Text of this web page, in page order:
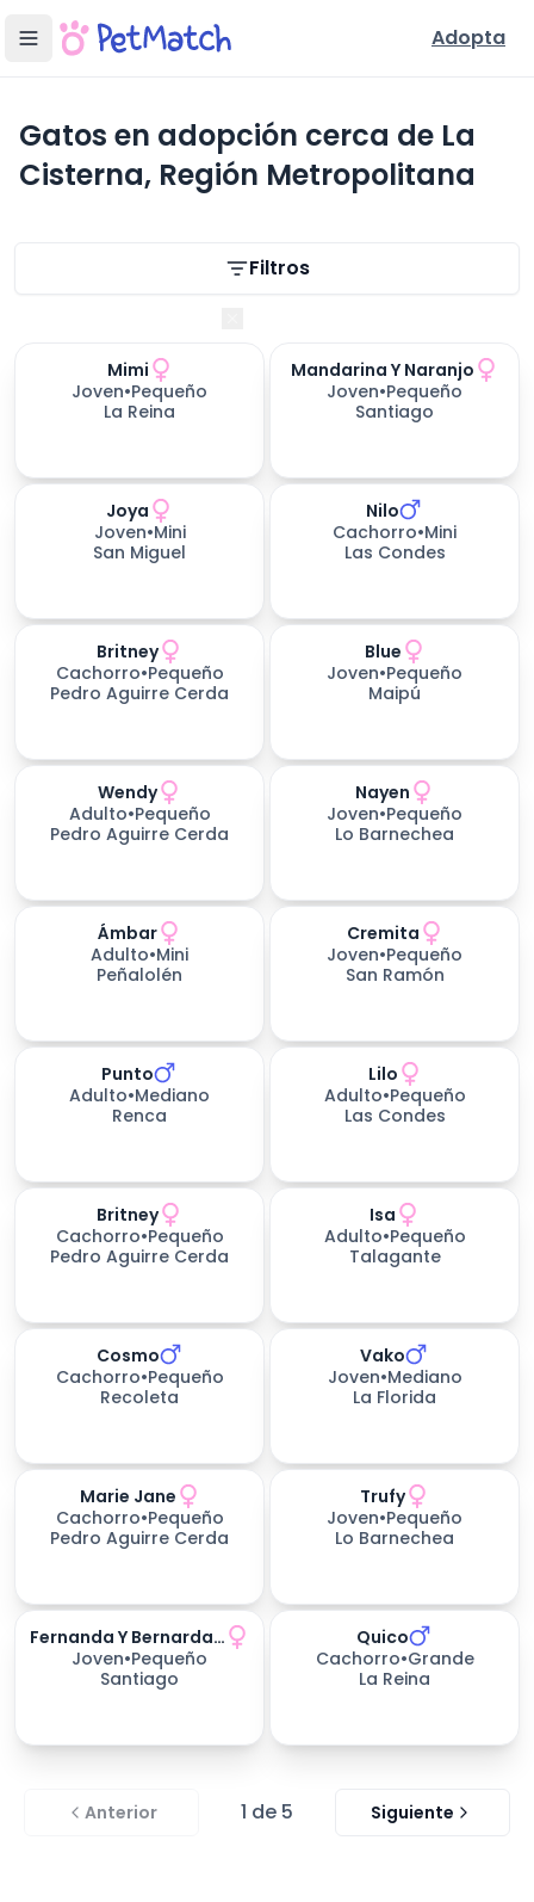
Adopta
Gatos en adopción cerca de La
Cisterna, Región Metropolitana
Filtros
Mimi
Joven•Pequeño
La Reina
Mandarina Y Naranjo
Joven•Pequeño
Santiago
Joya
Joven•Mini
San Miguel
Nilo
Cachorro•Mini
Las Condes
Britney
Cachorro•Pequeño
Pedro Aguirre Cerda
Blue
Joven•Pequeño
Maipú
Wendy
Adulto•Pequeño
Pedro Aguirre Cerda
Nayen
Joven•Pequeño
Lo Barnechea
Ámbar
Adulto•Mini
Peñalolén
Cremita
Joven•Pequeño
San Ramón
días esperando
Punto
Adulto•Mediano
Renca
Lilo
Adulto•Pequeño
Las Condes
Britney
Cachorro•Pequeño
Pedro Aguirre Cerda
días esperando
Isa
Adulto•Pequeño
Talagante
Cosmo
Cachorro•Pequeño
Recoleta
Vako
Joven•Mediano
La Florida
Marie Jane
Cachorro•Pequeño
Pedro Aguirre Cerda
Trufy
Joven•Pequeño
Lo Barnechea
Fernanda Y Bernarda, Gatitas
Joven•Pequeño
Santiago
Quico
Cachorro•Grande
La Reina
Anterior 1 de 5 Siguiente